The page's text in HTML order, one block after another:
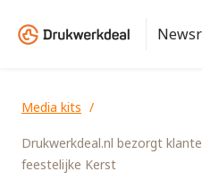
Media kits
Drukwerkdeal.nl bezorgt
feestelijke Kerst